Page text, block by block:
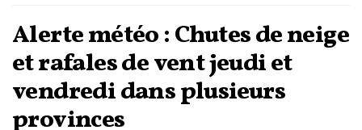
Alerte météo : Chutes de neige
et rafales de vent jeudi et
vendredi dans plusieurs
provinces